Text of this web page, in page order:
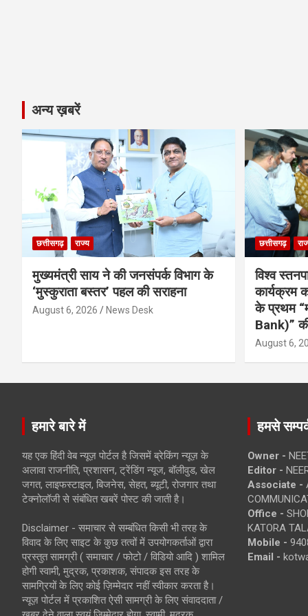
अन्य ख़बरें
छत्तीसगढ़ राज्य
मुख्यमंत्री साय ने की जनसंपर्क विभाग के
‘मुस्कुराता बस्तर’ पहल की सराहना
August 6, 2026 News Desk
छत्तीसगढ़
विश्व
कार्यक्रम
के प्रथम
Bank)”
August 6,
हमारे बारे में
यह एक हिंदी वेब न्यूज़ पोर्टल है जिसमें ब्रेकिंग न्यूज़ के
अलावा राजनीति, प्रशासन, ट्रेंडिंग न्यूज, बॉलीवुड, खेल
जगत, लाइफस्टाइल, बिजनेस, सेहत, ब्यूटी, रोजगार तथा
टेक्नोलॉजी से संबंधित खबरें पोस्ट की जाती है।
Disclaimer - समाचार से सम्बंधित किसी भी तरह के
विवाद के लिए साइट के कुछ तत्वों में उपयोगकर्ताओं द्वारा
प्रस्तुत सामग्री ( समाचार / फोटो / विडियो आदि ) शामिल
होगी स्वामी, मुद्रक, प्रकाशक, संपादक इस तरह के
सामग्रियों के लिए कोई ज़िम्मेदार नहीं स्वीकार करता है।
न्यूज़ पोर्टल में प्रकाशित ऐसी सामग्री के लिए संवाददाता /
हमसे
Owner -
Editor -
Associate -
Office -
KATORA
Mobile -
Email -